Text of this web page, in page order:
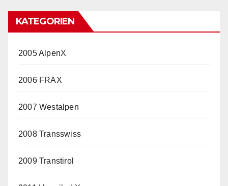
KATEGORIEN
2005 AlpenX
2006 FRAX
2007 Westalpen
2008 Transswiss
2009 Transtirol